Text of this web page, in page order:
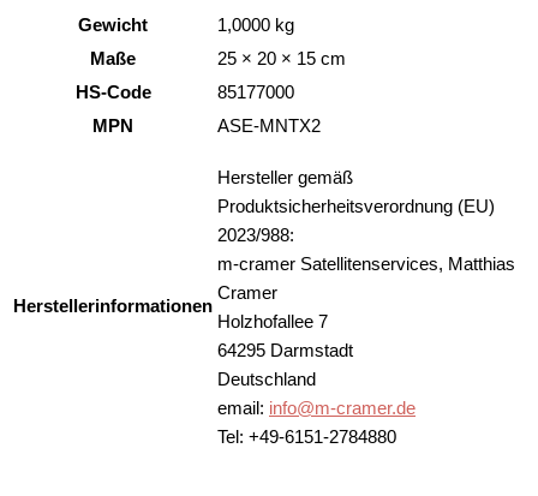
Gewicht
1,0000 kg
Maße
25 × 20 × 15 cm
HS-Code
85177000
MPN
ASE-MNTX2
Herstellerinformationen
Hersteller gemäß
Produktsicherheitsverordnung (EU)
2023/988:
m-cramer Satellitenservices, Matthias
Cramer
Holzhofallee 7
64295 Darmstadt
Deutschland
email: info@m-cramer.de
Tel: +49-6151-2784880